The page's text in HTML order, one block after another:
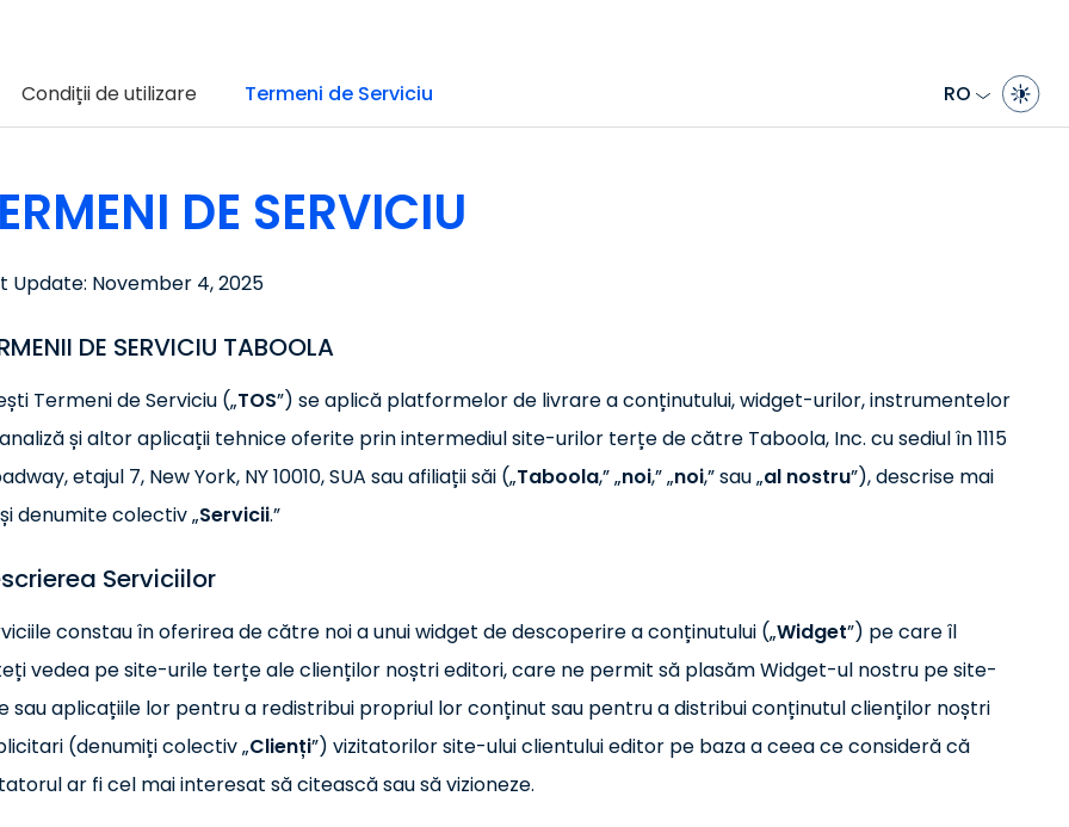
Condiții de utilizare Termeni de Serviciu RO
DE SERVICIU
Update: November 4, 2025
DE SERVICIU TABOOLA
Termeni de Serviciu („TOS”) se aplică platformelor de livrare a conținutului, widget-urilor, instrumentelor
și altor aplicații tehnice oferite prin intermediul site-urilor terțe de către Taboola, Inc. cu sediul în 1115
etajul 7, New York, NY 10010, SUA sau afiliații săi („Taboola,” „noi,” „noi,” sau „al nostru”), descrise mai
denumite colectiv „Servicii.”
Serviciilor
constau în oferirea de către noi a unui widget de descoperire a conținutului („Widget”) pe care îl
vedea pe site-urile terțe ale clienților noștri editori, care ne permit să plasăm Widget-ul nostru pe site-
sau aplicațiile lor pentru a redistribui propriul lor conținut sau pentru a distribui conținutul clienților noștri
(denumiți colectiv „Clienți”) vizitatorilor site-ului clientului editor pe baza a ceea ce consideră că
ar fi cel mai interesat să citească sau să vizioneze.